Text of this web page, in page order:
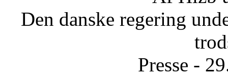
Den danske regering
Presse -